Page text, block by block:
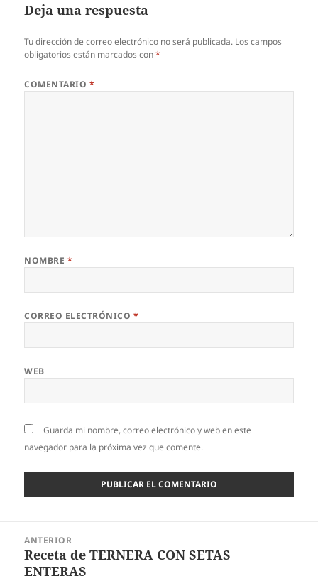
Deja una respuesta
Tu dirección de correo electrónico no será publicada. Los campos
obligatorios están marcados con*
COMENTARIO *
NOMBRE *
CORREO ELECTRÓNICO *
WEB
Guarda mi nombre, correo electrónico y web en este
navegador para la próxima vez que comente.
entradas
ANTERIOR
Entrada
anterior:
Receta de TERNERA CON SETAS
ENTERAS